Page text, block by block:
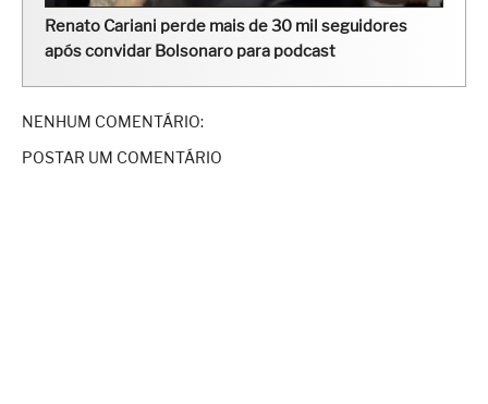
Renato Cariani perde mais de 30 mil seguidores
após convidar Bolsonaro para podcast
NENHUM COMENTÁRIO:
POSTAR UM COMENTÁRIO